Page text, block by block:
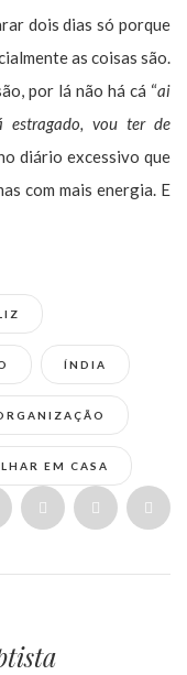
dois dias só porque
as coisas são.
por lá não há cá “ai
estragado, vou ter de
diário excessivo que
com mais energia. E
ÍNDIA
EM CASA